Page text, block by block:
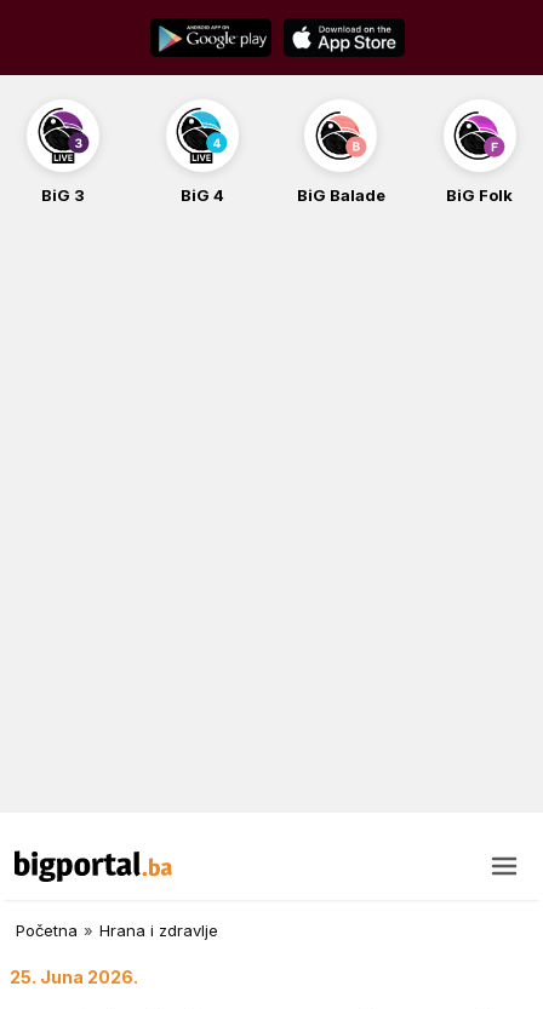
content
BiG 4 BiG Balade BiG Folk BiG iG
Početna » Hrana i zdravlje
25. Juna 2026.